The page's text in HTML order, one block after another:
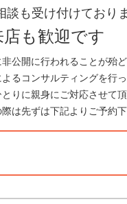
談も受け付けており
店も歓迎です
公開に行われることが殆
るコンサルティングを行
りに親身にご対応させて
は先ずは下記よりご予約下